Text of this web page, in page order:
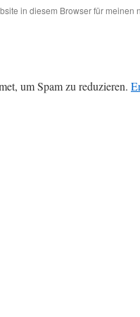
in diesem Browser für meinen
um Spam zu reduzieren.